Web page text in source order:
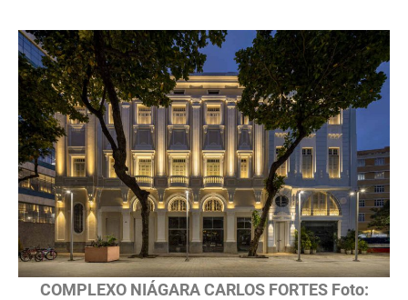
COMPLEXO NIÁGARA CARLOS FORTES Foto: